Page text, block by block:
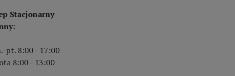
Stacjonarny
pt. 8:00 - 17:00
8:00 - 13:00